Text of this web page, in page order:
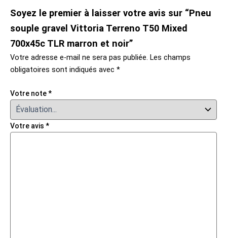
Soyez le premier à laisser votre avis sur “Pneu
souple gravel Vittoria Terreno T50 Mixed
700x45c TLR marron et noir”
Votre adresse e-mail ne sera pas publiée. Les champs
obligatoires sont indiqués avec *
Votre note*
Votre avis *